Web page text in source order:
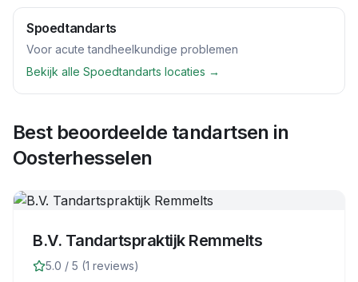
Spoedtandarts
Voor acute tandheelkundige problemen
Bekijk alle Spoedtandarts locaties →
Best beoordeelde tandartsen in
Oosterhesselen
B.V. Tandartspraktijk Remmelts
5.0 / 5 (1 reviews)